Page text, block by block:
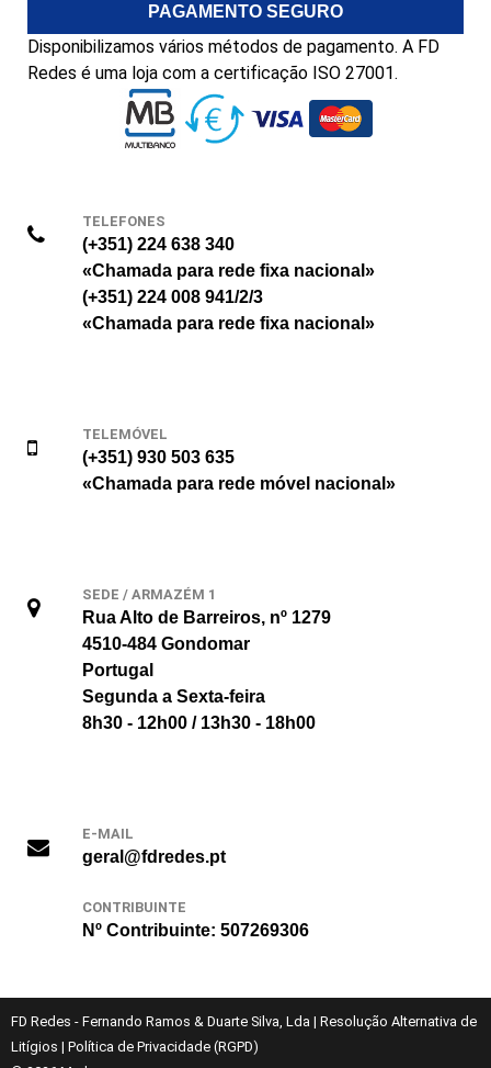
PAGAMENTO SEGURO
Disponibilizamos vários métodos de pagamento. A FD
Redes é uma loja com a certificação ISO 27001.
TELEFONES
(+351) 224 638 340
«Chamada para rede fixa nacional»
(+351) 224 008 941/2/3
«Chamada para rede fixa nacional»
TELEMÓVEL
(+351) 930 503 635
«Chamada para rede móvel nacional»
SEDE / ARMAZÉM 1
Rua Alto de Barreiros, nº 1279
4510-484 Gondomar
Portugal
Segunda a Sexta-feira
8h30 - 12h00 / 13h30 - 18h00
E-MAIL
geral@fdredes.pt
CONTRIBUINTE
Nº Contribuinte: 507269306
FD Redes - Fernando Ramos & Duarte Silva, Lda | Resolução Alternativa de
Litígios | Política de Privacidade (RGPD)